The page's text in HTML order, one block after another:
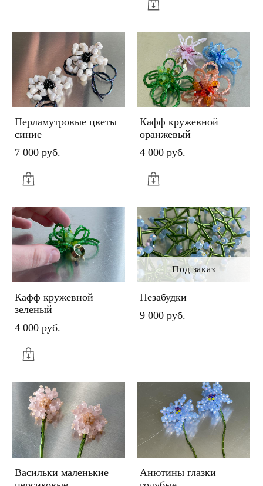
Перламутровые цветы
синие
7 000 pуб.
Кафф кружевной
оранжевый
4 000 pуб.
Кафф кружевной
зеленый
4 000 pуб.
Под заказ
Незабудки
9 000 pуб.
Васильки маленькие
Анютины глазки